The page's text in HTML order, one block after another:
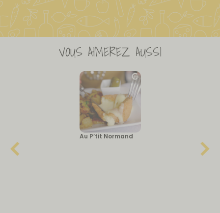
VOUS AIMEREZ AUSSI
Au P’tit Normand